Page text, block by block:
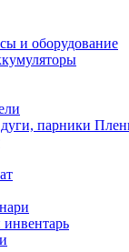
и оборудование